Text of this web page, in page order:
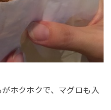
ホクホクで、マグロも入